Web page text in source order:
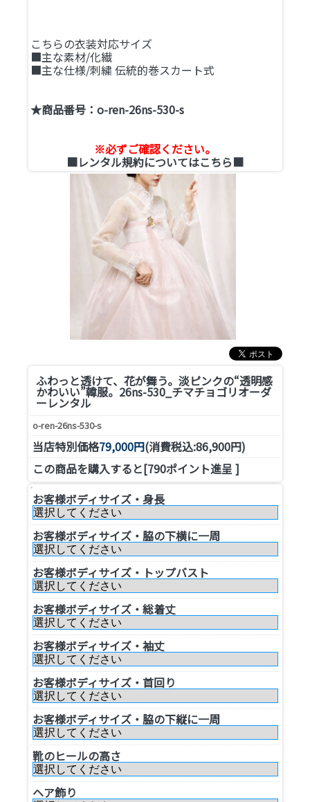
こちらの衣装対応サイズ
■主な素材/化繊
■主な仕様/刺繍 伝統的巻スカート式
★商品番号：o-ren-26ns-530-s
※必ずご確認ください。
■レンタル規約についてはこちら■
ふわっと透けて、花が舞う。淡ピンクの“透明感
かわいい”韓服。26ns-530_チマチョゴリオーダ
ーレンタル
o-ren-26ns-530-s
当店特別価格79,000円(消費税込:86,900円)
この商品を購入すると[790ポイント進呈 ]
お客様ボディサイズ・身長
お客様ボディサイズ・脇の下横に一周
お客様ボディサイズ・トップバスト
お客様ボディサイズ・総着丈
お客様ボディサイズ・袖丈
お客様ボディサイズ・首回り
お客様ボディサイズ・脇の下縦に一周
靴のヒールの高さ
ヘア飾り